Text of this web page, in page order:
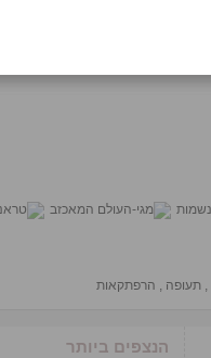
, תעופה , הרפתקאות
הנצפים ביותר